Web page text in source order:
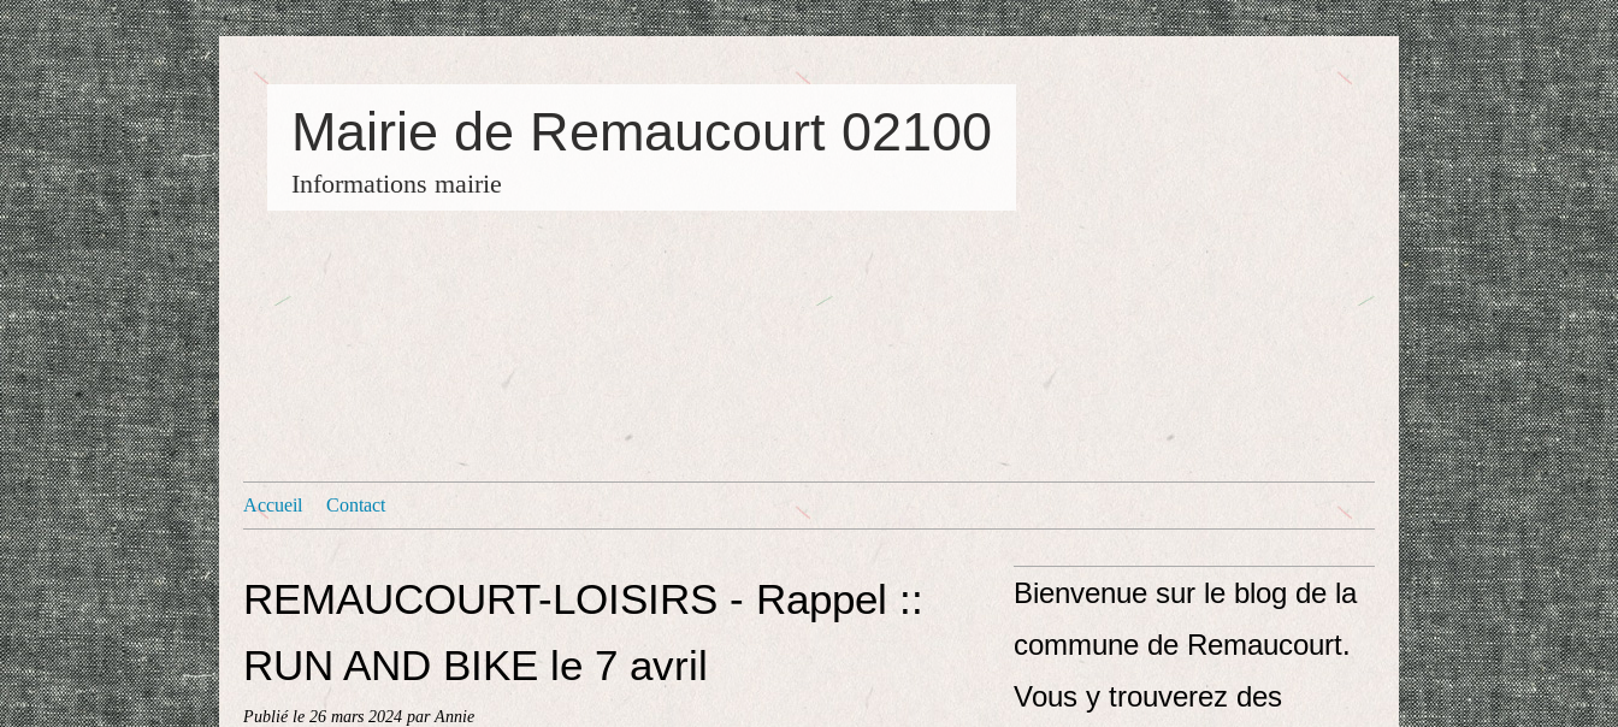
Mairie de Remaucourt 02100
Informations mairie
Accueil Contact
REMAUCOURT-LOISIRS - Rappel ::
RUN AND BIKE le 7 avril
Publié le 26 mars 2024 par Annie
Bienvenue sur le blog de la
commune de Remaucourt.
Vous y trouverez des